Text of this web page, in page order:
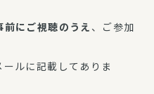
前にご視聴のうえ 、ご参加
ールに記載してありま